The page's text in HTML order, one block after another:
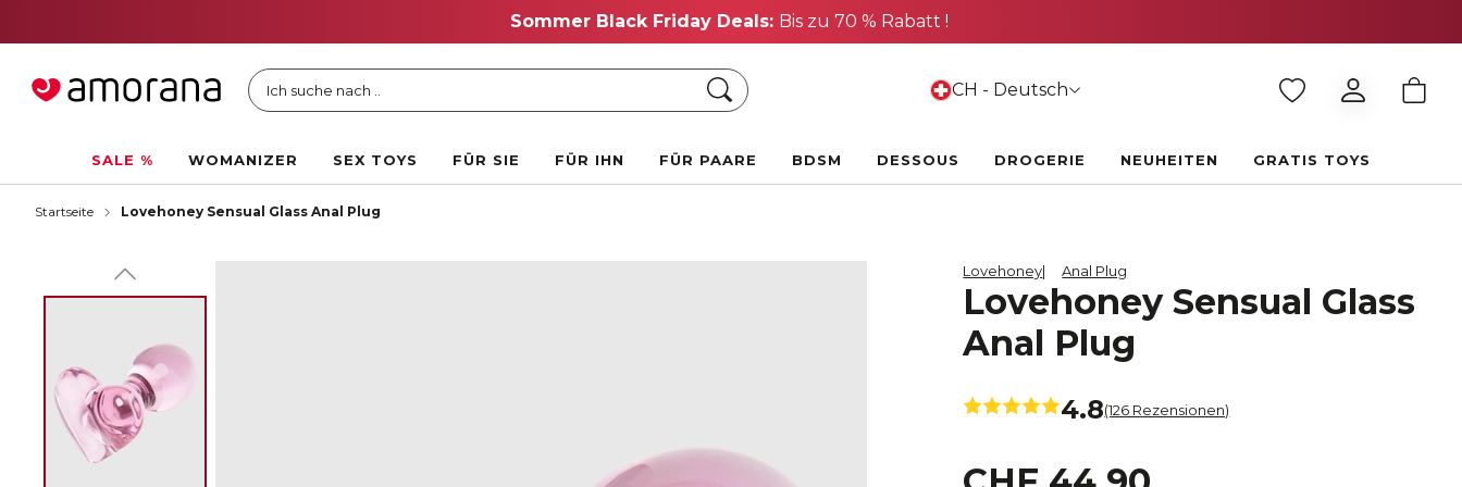
Sommer Black Friday Deals: Bis zu 70 % Rabatt !
Ich suche nach .. Suche CH - Deutsch
SALE % WOMANIZER SEX TOYS FÜR SIE FÜR IHN FÜR PAARE BDSM DESSOUS DROGERIE NEUHEITEN GRATIS TOYS
Startseite Lovehoney Sensual Glass Anal Plug
Lovehoney Anal Plug
Lovehoney Sensual Glass
Anal Plug
4.8(126 Rezensionen)